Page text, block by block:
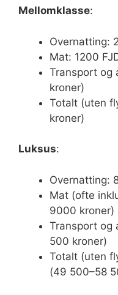
Mellomklasse:
Overnatting:
Mat: 1200
Transport og
kroner)
Totalt (uten
kroner)
Luksus:
Overnatting:
Mat (ofte
9000 kroner)
Transport og
500 kroner)
Totalt (uten
(49 500–58